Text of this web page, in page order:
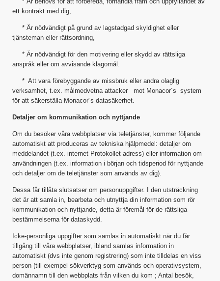
ett kontrakt med dig,
* Är nödvändigt på grund av lagstadgad skyldighet eller
tjänsteman eller rättsordning,
* Är nödvändigt för den motivering eller skydd av rättsliga
anspråk eller om avvisande klagomål.
* Att vara förebyggande av missbruk eller andra olaglig
verksamhet, t.ex. målmedvetna attacker mot Monacor´s system
för att säkerställa Monacor´s datasäkerhet.
Detaljer om kommunikation och nyttjande
Om du besöker våra webbplatser via teletjänster, kommer följande
automatiskt att produceras av tekniska hjälpmedel: detaljer om
meddelandet (t.ex. internet Protokollet adress) eller information om
användningen (t.ex. information i början och tidsperiod för nyttjande
och detaljer om de teletjänster som används av dig).
Dessa får tillåta slutsatser om personuppgifter. I den utsträckning
det är att samla in, bearbeta och utnyttja din information som rör
kommunikation och nyttjande, detta är föremål för de rättsliga
bestämmelserna för dataskydd.
Icke-personliga uppgifter som samlas in automatiskt när du får
tillgång till våra webbplatser, ibland samlas information in
automatiskt (dvs inte genom registrering) som inte tilldelas en viss
person (till exempel sökverktyg som används och operativsystem,
domännamn till den webbplats från vilken du kom ; Antal besök,